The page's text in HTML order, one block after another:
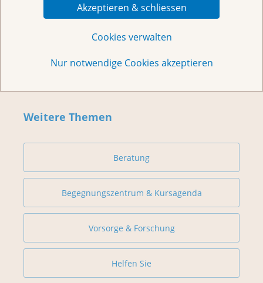
Akzeptieren & schliessen
Cookies verwalten
Nur notwendige Cookies akzeptieren
Weitere Themen
Beratung
Begegnungszentrum & Kursagenda
Vorsorge & Forschung
Helfen Sie